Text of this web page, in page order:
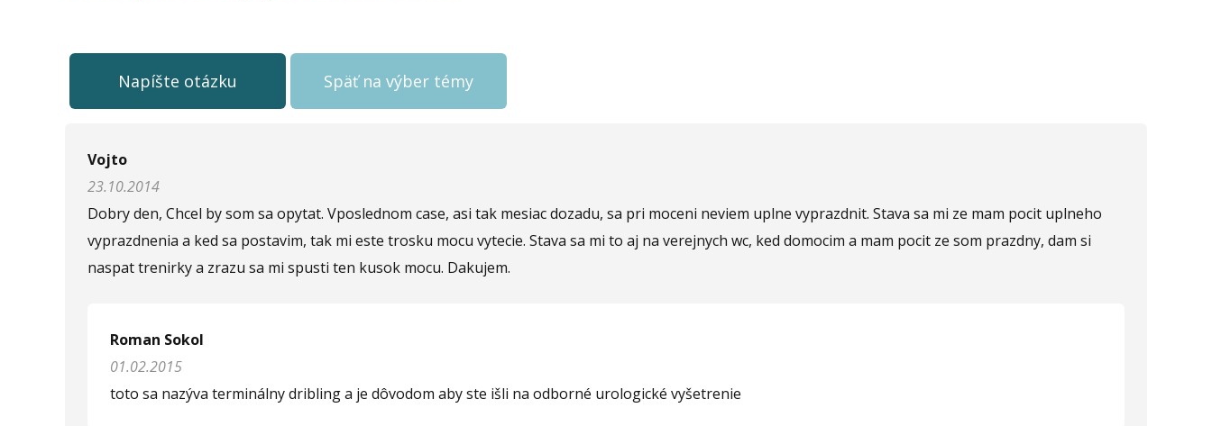
Napíšte otázku Späť na výber témy
Napíšte otázku
Meno (* )
Komentár (*)
Opíšte prvé 4 písmená zo slova "prostata " (*
Vojto
23.10.2014
Dobry den, Chcel by som sa opytat. Vposlednom case, asi tak mesiac dozadu, sa pri moceni neviem uplne vyprazdnit. Stava sa mi ze mam pocit uplneho
vyprazdnenia a ked sa postavim, tak mi este trosku mocu vytecie. Stava sa mi to aj na verejnych wc, ked domocim a mam pocit ze som prazdny, dam si
naspat trenirky a zrazu sa mi spusti ten kusok mocu. Dakujem.
Roman Sokol
01.02.2015
toto sa nazýva terminálny dribling a je dôvodom aby ste išli na odborné urologické vyšetrenie